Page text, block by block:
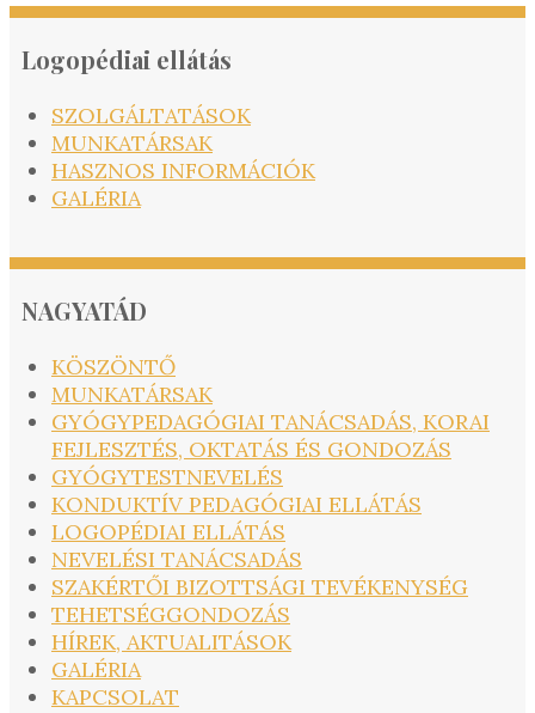
Logopédiai ellátás
SZOLGÁLTATÁSOK
MUNKATÁRSAK
HASZNOS INFORMÁCIÓK
GALÉRIA
NAGYATÁD
KÖSZÖNTŐ
MUNKATÁRSAK
GYÓGYPEDAGÓGIAI TANÁCSADÁS, KORAI
FEJLESZTÉS, OKTATÁS ÉS GONDOZÁS
GYÓGYTESTNEVELÉS
KONDUKTÍV PEDAGÓGIAI ELLÁTÁS
LOGOPÉDIAI ELLÁTÁS
NEVELÉSI TANÁCSADÁS
SZAKÉRTŐI BIZOTTSÁGI TEVÉKENYSÉG
TEHETSÉGGONDOZÁS
HÍREK, AKTUALITÁSOK
GALÉRIA
KAPCSOLAT